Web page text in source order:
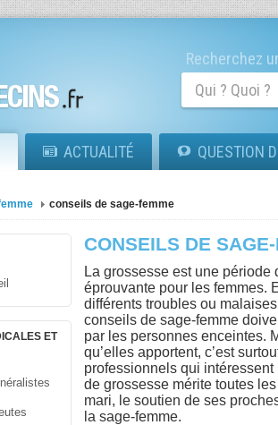
Recherchez
ACTUALITÉ QUESTION
conseils de sage-femme
ET
CONSEILS DE
La grossesse est une
éprouvante pour les femmes.
différents troubles ou
conseils de sage-femme
par les personnes enceintes.
qu’elles apportent, c’est
professionnels qui
de grossesse mérite toutes
mari, le soutien de ses
la sage-femme.